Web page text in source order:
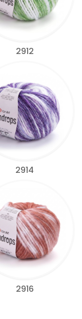
2912
2914
2916